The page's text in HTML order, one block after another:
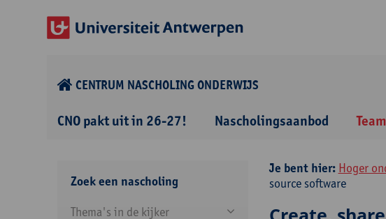
CENTRUM NASCHOLING ONDERWIJS
CNO pakt uit in 26-27! Nascholingsaanbod
Zoek een nascholing
Thema's in de kijker
Je bent hier: Hoger
source software